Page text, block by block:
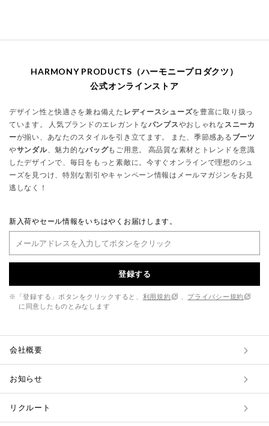
HARMONY PRODUCTS（ハーモニープロダクツ）
公式オンラインストア
デザイン性と快適さを兼ね備えた レディースシューズを豊富に取り扱っ
ています。 人気ブランドのエレガントなパンプスやおしゃれな スニーカ
ーが揃い、あなたのスタイルを引き立てます。 また、季節感ある ブーツ
やサンダル、魅力的なバッグもご用意。 高品質な素材とトレンドを意識
したデザインで、毎日をもっと素敵に。今すぐオンラインで理想のシュ
ーズを見つけ、特別な割引やキャンペーン情報はメールマガジンをお見
逃しなく！
新入荷やセール情報をいちはやくお届けします。
登録する
※「登録する」ボタンをクリックすると、 利用規約
プライバシー規約
に同意したものとみなします
会社概要
お知らせ
リクルート